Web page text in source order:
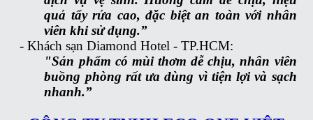
quả tẩy rửa cao, đặc biệt an toàn với nhân
viên khi sử dụng.”
- Khách sạn Diamond Hotel - TP.HCM:
"Sản phẩm có mùi thơm dễ chịu, nhân viên
buồng phòng rất ưa dùng vì tiện lợi và sạch
nhanh.”